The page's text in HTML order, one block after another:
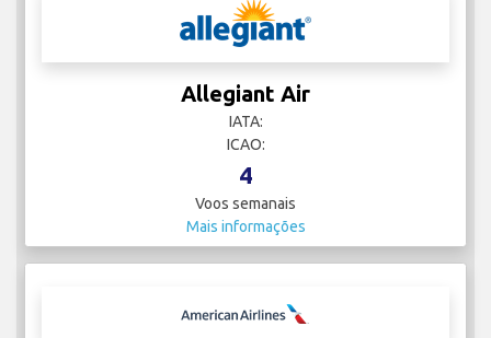
Allegiant Air
IATA:
ICAO:
4
Voos semanais
Mais informações